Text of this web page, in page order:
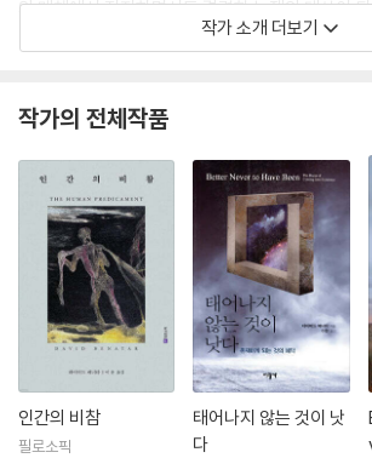
와 매체에서 진지하면서도 격렬한 논쟁의 대상이
저서로는 『제2의 성차별』, 『재생산 토론하기』, 『인
기」, 「믿으라는 명령에 반대하여」, 「도덕적 채식
증은 왜 순진한가」, 「유전학의 시대는 무엇이 특별
위험」, 「낙천주의 망상」, 「자살: 조건이 붙은 옹호」,
는 염인주의 논증」 등이 있다.
작가 소개 더보기
작가의 전체작품
인간의 비참
필로소픽
태어나지 않는 것이 낫
다